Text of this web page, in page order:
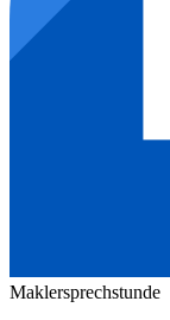
Maklersprechstunde